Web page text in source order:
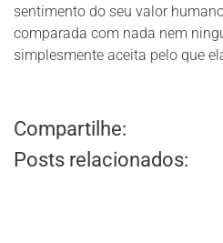
sentimento do seu valor
comparada com nada nem
simplesmente aceita pelo que
Compartilhe:
Posts relacionados: